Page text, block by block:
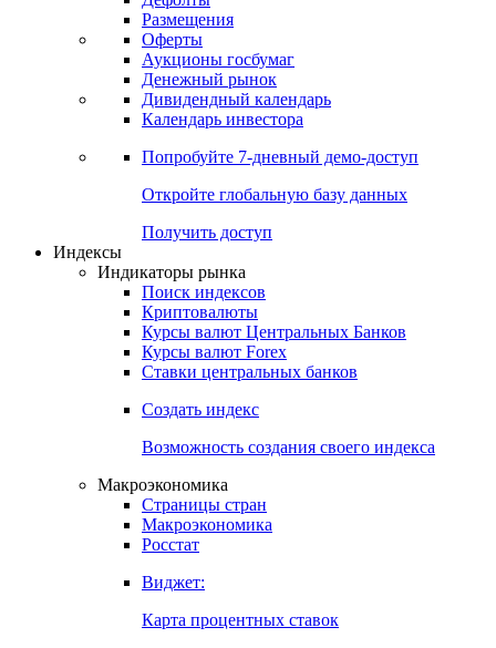
Размещения
Оферты
Аукционы госбумаг
Денежный рынок
Дивидендный календарь
Календарь инвестора
Попробуйте 7-дневный демо-доступ
Откройте глобальную базу данных
Получить доступ
Индексы
Индикаторы рынка
Поиск индексов
Криптовалюты
Курсы валют Центральных Банков
Курсы валют Forex
Ставки центральных банков
Создать индекс
Возможность создания своего индекса
Макроэкономика
Страницы стран
Макроэкономика
Росстат
Виджет:
Карта процентных ставок